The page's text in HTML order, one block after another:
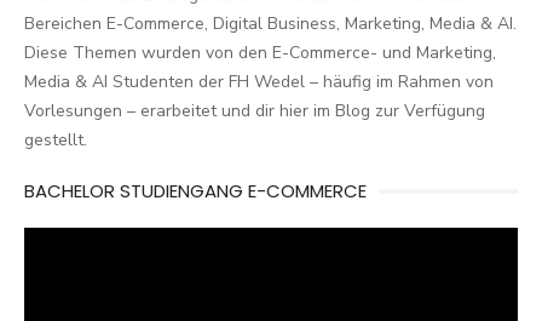
Bereichen E-Commerce, Digital Business, Marketing, Media & AI.
Diese Themen wurden von den E-Commerce- und Marketing,
Media & AI Studenten der FH Wedel – häufig im Rahmen von
Vorlesungen – erarbeitet und dir hier im Blog zur Verfügung
gestellt.
BACHELOR STUDIENGANG E-COMMERCE